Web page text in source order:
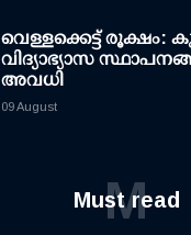
വെള്ളക്കെട്ട് രൂക്ഷം:
വിദ്യാഭ്യാസ
അവധി
09 August
Must read
M